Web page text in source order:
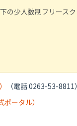
の少人数制フリースク
（電話 0263-53-8811）
ータル）